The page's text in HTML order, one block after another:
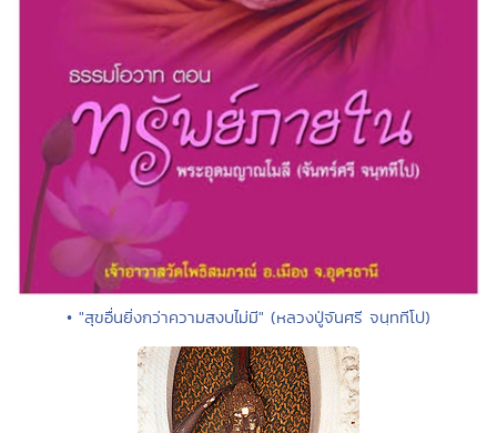
• "สุขอื่นยิ่งกว่าความสงบไม่มี" (หลวงปู่จันศรี จนฺททีโป)